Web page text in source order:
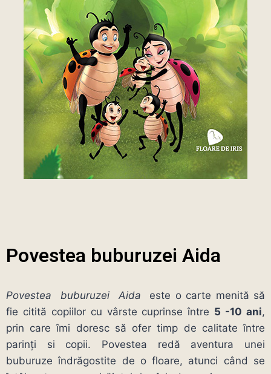
Povestea buburuzei Aida
Povestea buburuzei Aida este o carte menită să
fie citită copiilor cu vârste cuprinse între 5 -10 ani,
prin care îmi doresc să ofer timp de calitate între
parinți si copii. Povestea redă aventura unei
buburuze îndrăgostite de o floare, atunci când se